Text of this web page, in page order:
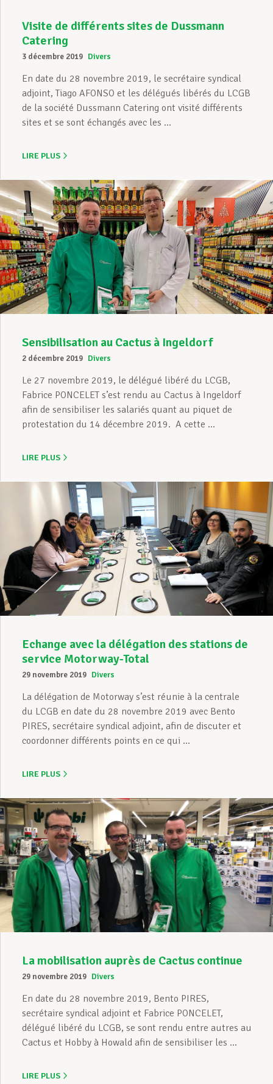
Visite de différents sites de Dussmann
Catering
3 décembre 2019 Divers
En date du 28 novembre 2019, le secrétaire syndical
adjoint, Tiago AFONSO et les délégués libérés du LCGB
de la société Dussmann Catering ont visité différents
sites et se sont échangés avec les ...
LIRE PLUS
Sensibilisation au Cactus à Ingeldorf
2 décembre 2019 Divers
Le 27 novembre 2019, le délégué libéré du LCGB,
Fabrice PONCELET s’est rendu au Cactus à Ingeldorf
afin de sensibiliser les salariés quant au piquet de
protestation du 14 décembre 2019. A cette ...
LIRE PLUS
Echange avec la délégation des stations de
service Motorway-Total
29 novembre 2019 Divers
La délégation de Motorway s’est réunie à la centrale
du LCGB en date du 28 novembre 2019 avec Bento
PIRES, secrétaire syndical adjoint, afin de discuter et
coordonner différents points en ce qui ...
LIRE PLUS
La mobilisation auprès de Cactus continue
29 novembre 2019 Divers
En date du 28 novembre 2019, Bento PIRES,
secrétaire syndical adjoint et Fabrice PONCELET,
délégué libéré du LCGB, se sont rendu entre autres au
Cactus et Hobby à Howald afin de sensibiliser les ...
LIRE PLUS